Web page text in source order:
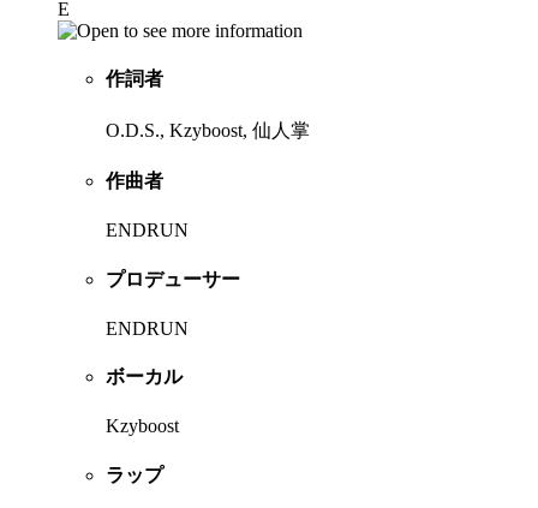
E
作詞者
O.D.S., Kzyboost, 仙人掌
作曲者
ENDRUN
プロデューサー
ENDRUN
ボーカル
Kzyboost
ラップ